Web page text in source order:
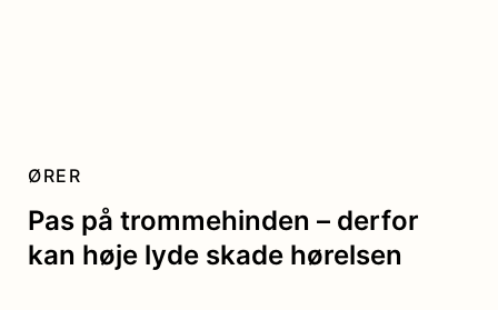
Pas på trommehinden – derfor
kan høje lyde skade hørelsen
ØRER